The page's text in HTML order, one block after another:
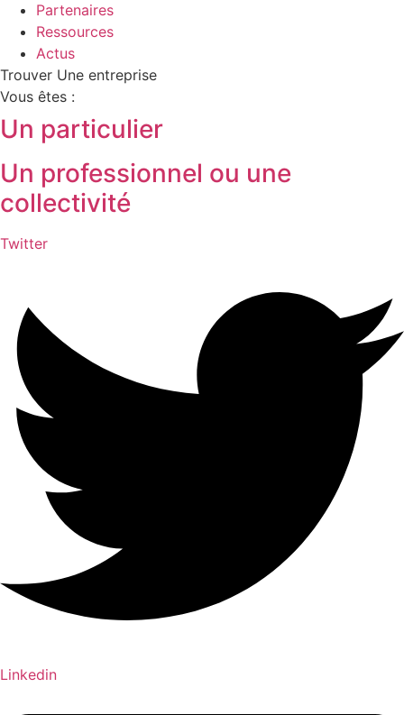
Partenaires
Ressources
Actus
Trouver Une entreprise
Vous êtes :
Un particulier
Un professionnel ou une
collectivité
Twitter
Linkedin